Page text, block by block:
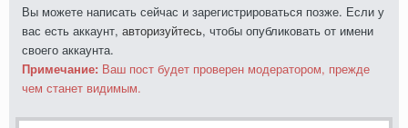
Вы можете написать сейчас и зарегистрироваться позже. Если у
вас есть аккаунт, авторизуйтесь, чтобы опубликовать от имени
своего аккаунта.
Примечание: Ваш пост будет проверен модератором, прежде
чем станет видимым.